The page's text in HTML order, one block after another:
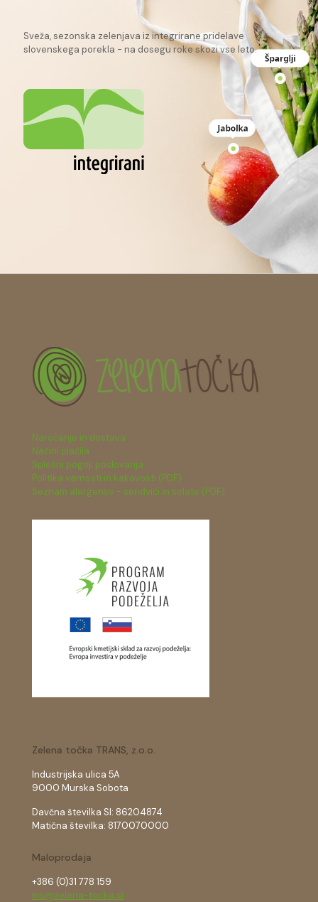
Sveža, sezonska zelenjava iz integrirane pridelave
slovenskega porekla - na dosegu roke skozi vse leto.
Naročanje in dostava
Načini plačila
Splošni pogoji poslovanja
Politika varnosti in kakovosti (PDF)
Seznam alergenov - sendviči in solate (PDF)
Zelena točka TRANS, z.o.o.
Industrijska ulica 5A
9000 Murska Sobota
Davčna številka SI: 86204874
Matična številka: 8170070000
Maloprodaja
+386 (0)31 778 159
ms@zelena-tocka.si